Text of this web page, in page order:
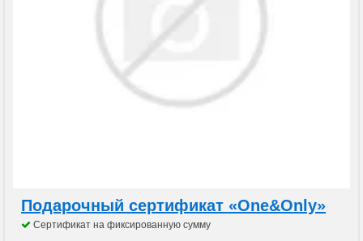
Подарочный сертификат «One&Only»
Сертификат на фиксированную сумму